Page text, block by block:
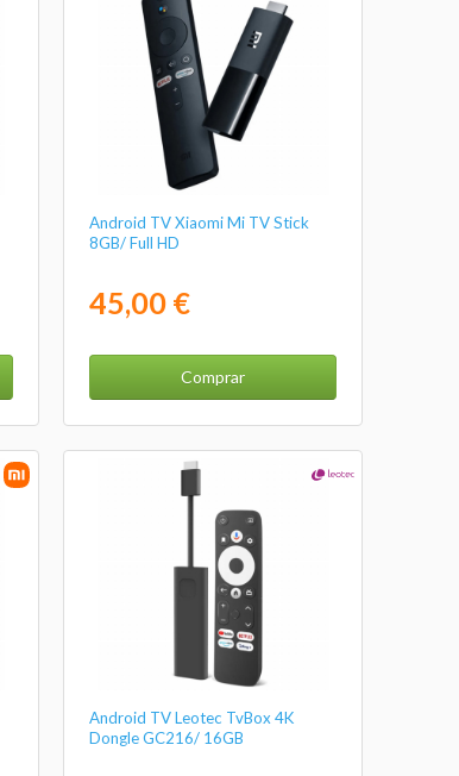
Android TV Xiaomi Mi TV Stick
8GB/ Full HD
45,00 €
Comprar
Android TV Leotec TvBox 4K
Dongle GC216/ 16GB